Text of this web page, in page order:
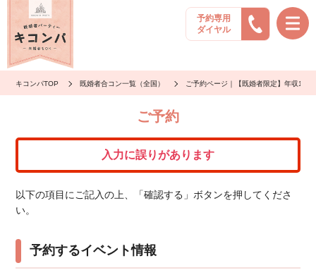
予約専用
ダイヤル
キコンパTOP 既婚者合コン一覧（全国） ご予約ページ｜【既婚者限定】年収
ご予約
入力に誤りがあります
以下の項目にご記入の上、「確認する」ボタンを押してくださ
い。
予約するイベント情報